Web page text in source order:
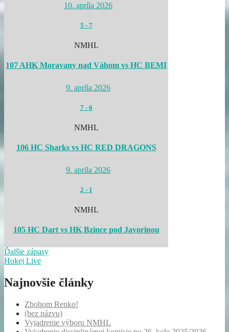
10. apríla 2026
5 - 7
NMHL
107 AHK Moravany nad Váhom vs HC BEMI
9. apríla 2026
7- 6
NMHL
106 HC Sharks vs HC RED DRAGONS
9. apríla 2026
2 - 1
NMHL
105 HC Dart vs HK Bzince pod Javorinou
Ďalšie zápasy
Hokej Live
Najnovšie články
Zbohom Renko!
(bez názvu)
Vyjadrenie výboru NMHL